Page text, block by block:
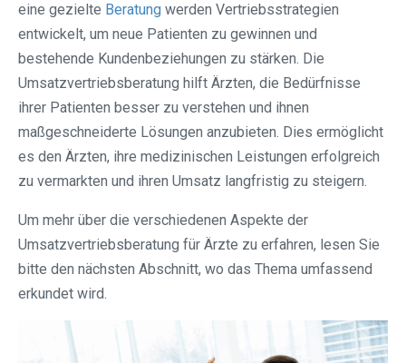
eine gezielte Beratung werden Vertriebsstrategien
entwickelt, um neue Patienten zu gewinnen und
bestehende Kundenbeziehungen zu stärken. Die
Umsatzvertriebsberatung hilft Ärzten, die Bedürfnisse
ihrer Patienten besser zu verstehen und ihnen
maßgeschneiderte Lösungen anzubieten. Dies ermöglicht
es den Ärzten, ihre medizinischen Leistungen erfolgreich
zu vermarkten und ihren Umsatz langfristig zu steigern.
Um mehr über die verschiedenen Aspekte der
Umsatzvertriebsberatung für Ärzte zu erfahren, lesen Sie
bitte den nächsten Abschnitt, wo das Thema umfassend
erkundet wird.